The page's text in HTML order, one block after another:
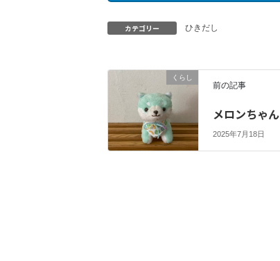
カテゴリー ひきだし
くらし
前の記事
メロンちゃん
2025年7月18日